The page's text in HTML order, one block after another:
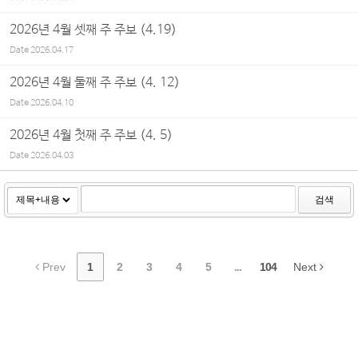
2026년 4월 셋째 주 주보 (4.19)
Date2026.04.17
2026년 4월 둘째 주 주보 (4. 12)
Date2026.04.10
2026년 4월 첫째 주 주보 (4. 5)
Date2026.04.03
검색
Prev 1 2 3 4 5 ... 104 Next